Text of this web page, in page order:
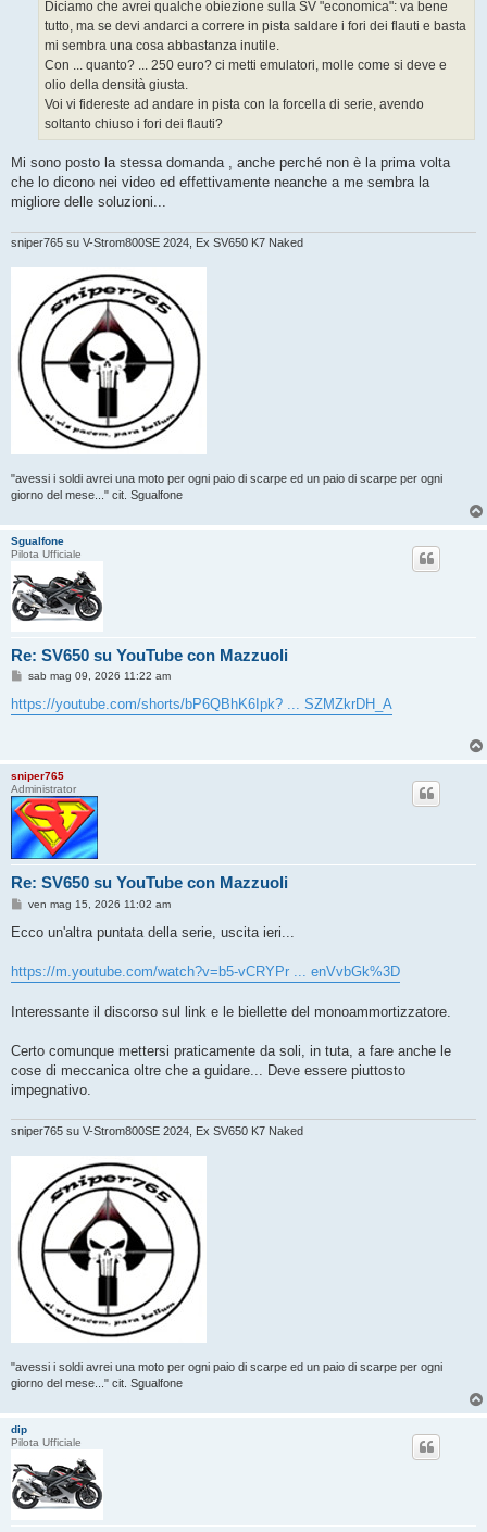
Diciamo che avrei qualche obiezione sulla SV "economica": va bene
tutto, ma se devi andarci a correre in pista saldare i fori dei flauti e basta
mi sembra una cosa abbastanza inutile.
Con ... quanto? ... 250 euro? ci metti emulatori, molle come si deve e
olio della densità giusta.
Voi vi fidereste ad andare in pista con la forcella di serie, avendo
soltanto chiuso i fori dei flauti?
Mi sono posto la stessa domanda , anche perché non è la prima volta
che lo dicono nei video ed effettivamente neanche a me sembra la
migliore delle soluzioni...
sniper765 su V-Strom800SE 2024, Ex SV650 K7 Naked
"avessi i soldi avrei una moto per ogni paio di scarpe ed un paio di scarpe per ogni
giorno del mese..." cit. Sgualfone
Sgualfone
Pilota Ufficiale
Re: SV650 su YouTube con Mazzuoli
M
s
s
i
o
sab mag 09, 2026 11:22 am
https://youtube.com/shorts/bP6QBhK6Ipk? ... SZMZkrDH_A
sniper765
Administrator
Re: SV650 su YouTube con Mazzuoli
M
s
g
g
o
ven mag 15, 2026 11:02 am
Ecco un'altra puntata della serie, uscita ieri...
https://m.youtube.com/watch?v=b5-vCRYPr ... enVvbGk%3D
Interessante il discorso sul link e le biellette del monoammortizzatore.
Certo comunque mettersi praticamente da soli, in tuta, a fare anche le
cose di meccanica oltre che a guidare... Deve essere piuttosto
impegnativo.
sniper765 su V-Strom800SE 2024, Ex SV650 K7 Naked
"avessi i soldi avrei una moto per ogni paio di scarpe ed un paio di scarpe per ogni
giorno del mese..." cit. Sgualfone
dip
Pilota Ufficiale